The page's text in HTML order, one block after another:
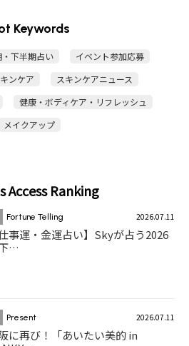
Keywords
下半期占い
イベント参加応募
ンケア
スキンケアニュース
健康・ボディケア・リフレッシュ
メイクアップ
Access Ranking
Fortune Telling 2026.07.11
仕事運・金運占い】Skyが占う2026
…
Present 2026.07.11
に再び！「あいたい美的 in